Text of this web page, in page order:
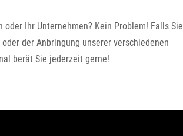
Ihr Unternehmen? Kein Problem! Falls Sie
der Anbringung unserer verschiedenen
berät Sie jederzeit gerne!